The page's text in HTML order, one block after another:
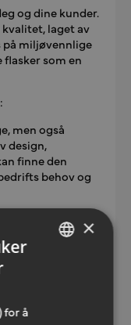
og dine kunder.
laget av
miljøvennlige
som en
men også
design,
finne den
behov og
din bedrifts
miljøvennlig
som passer
×
for å